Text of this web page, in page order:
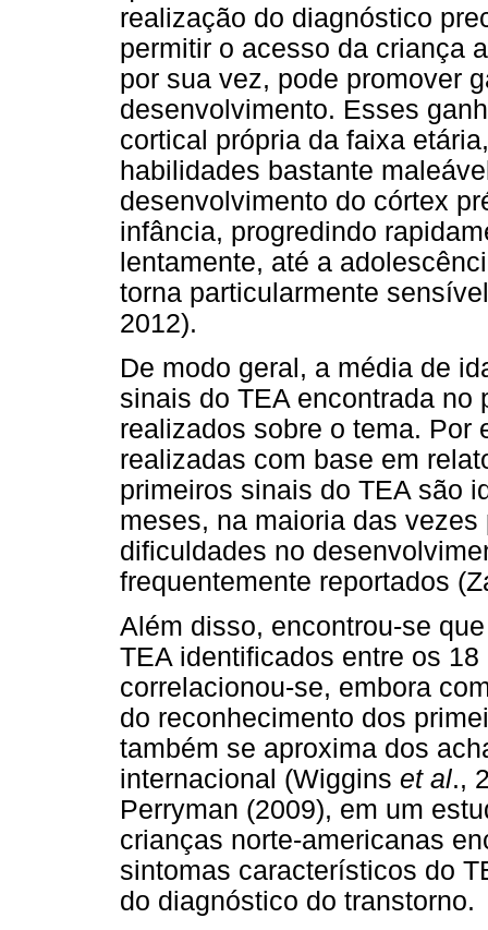
realização do diagnóstico
permitir o acesso da criança
por sua vez, pode promover
desenvolvimento. Esses
cortical própria da faixa
habilidades bastante
desenvolvimento do córtex
infância, progredindo
lentamente, até a
torna particularmente
2012).
De modo geral, a média de
sinais do TEA encontrada no
realizados sobre o tema. Por
realizadas com base em
primeiros sinais do TEA são
meses, na maioria das
dificuldades no
frequentemente reportados
Além disso, encontrou-se
TEA identificados entre os
correlacionou-se, embora
do reconhecimento dos
também se aproxima dos
internacional (Wiggins et al.,
Perryman (2009), em um
crianças norte-americanas
sintomas característicos do
do diagnóstico do transtorno.